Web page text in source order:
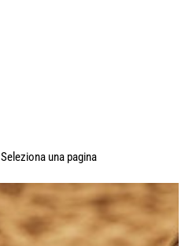
Seleziona una pagina